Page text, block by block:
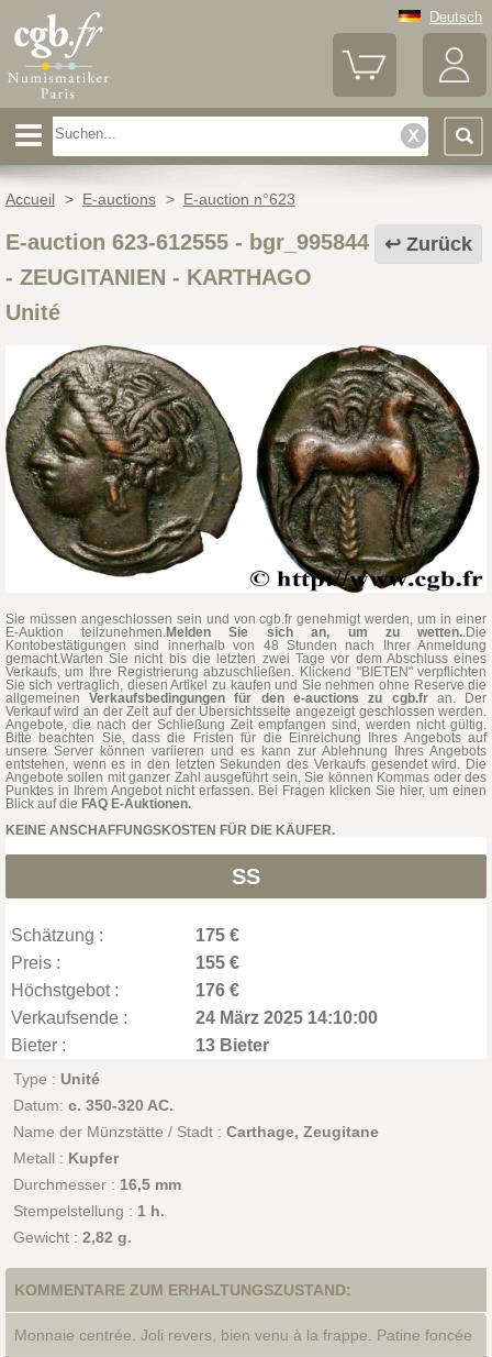
Deutsch
Accueil > E-auctions > E-auction n°623
Zurück
E-auction 623-612555 - bgr_995844
- ZEUGITANIEN - KARTHAGO
Unité
Sie müssen angeschlossen sein und von cgb.fr genehmigt werden, um in einer
E-Auktion teilzunehmen.Melden Sie sich an, um zu wetten. .Die
Kontobestätigungen sind innerhalb von 48 Stunden nach Ihrer Anmeldung
gemacht.Warten Sie nicht bis die letzten zwei Tage vor dem Abschluss eines
Verkaufs, um Ihre Registrierung abzuschließen. Klickend "BIETEN" verpflichten
Sie sich vertraglich, diesen Artikel zu kaufen und Sie nehmen ohne Reserve die
allgemeinenVerkaufsbedingungen für den e-auctions zu cgb.fran. Der
Verkauf wird an der Zeit auf der Übersichtsseite angezeigt geschlossen werden.
Angebote, die nach der Schließung Zeit empfangen sind, werden nicht gültig.
Bitte beachten Sie, dass die Fristen für die Einreichung Ihres Angebots auf
unsere Server können variieren und es kann zur Ablehnung Ihres Angebots
entstehen, wenn es in den letzten Sekunden des Verkaufs gesendet wird. Die
Angebote sollen mit ganzer Zahl ausgeführt sein, Sie können Kommas oder des
Punktes in Ihrem Angebot nicht erfassen. Bei Fragen klicken Sie hier, um einen
Blick auf die FAQ E-Auktionen.
KEINE ANSCHAFFUNGSKOSTEN FÜR DIE KÄUFER.
SS
Schätzung :
175 €
Preis :
155 €
Höchstgebot :
176 €
Verkaufsende :
24 März 2025 14:10:00
Bieter :
13 Bieter
Type : Unité
Datum: c. 350-320 AC.
Name der Münzstätte / Stadt : Carthage, Zeugitane
Metall : Kupfer
Durchmesser : 16,5 mm
Stempelstellung : 1 h.
Gewicht : 2,82 g.
KOMMENTARE ZUM ERHALTUNGSZUSTAND:
Monnaie centrée. Joli revers, bien venu à la frappe. Patine foncée